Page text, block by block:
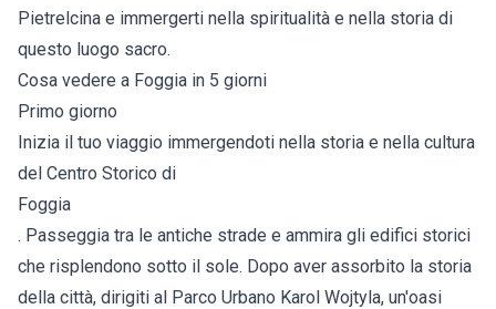
Pietrelcina e immergerti nella spiritualità e nella storia di
questo luogo sacro.
Cosa vedere a Foggia in 5 giorni
Primo giorno
Inizia il tuo viaggio immergendoti nella storia e nella cultura
del Centro Storico di
Foggia
. Passeggia tra le antiche strade e ammira gli edifici storici
che risplendono sotto il sole. Dopo aver assorbito la storia
della città, dirigiti al Parco Urbano Karol Wojtyla, un'oasi